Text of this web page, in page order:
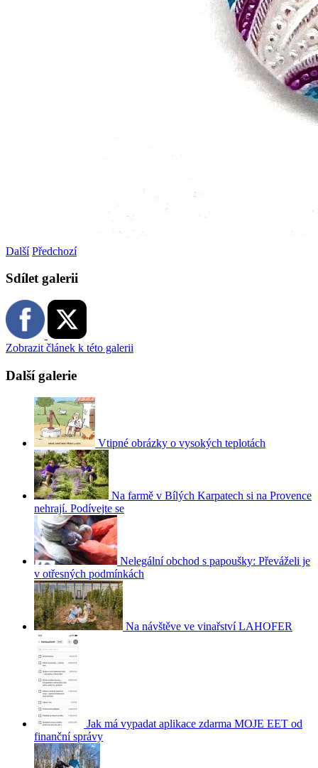
Další Předchozí
Sdílet galerii
Zobrazit článek k této galerii
Další galerie
Vtipné obrázky o vysokých teplotách
Na farmě v Bílých Karpatech si na Provence
nehrají. Podívejte se
Nelegální obchod s papoušky: Převáželi je
v otřesných podmínkách
Na návštěve ve vinařství LAHOFER
Jak má vypadat aplikace zdarma MOJE EET od
finanční správy